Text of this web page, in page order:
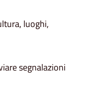
luoghi,
segnalazioni